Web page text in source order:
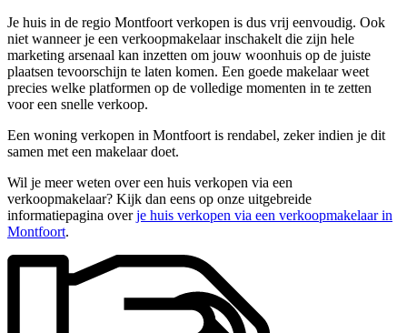
Je huis in de regio Montfoort verkopen is dus vrij eenvoudig. Ook
niet wanneer je een verkoopmakelaar inschakelt die zijn hele
marketing arsenaal kan inzetten om jouw woonhuis op de juiste
plaatsen tevoorschijn te laten komen. Een goede makelaar weet
precies welke platformen op de volledige momenten in te zetten
voor een snelle verkoop.
Een woning verkopen in Montfoort is rendabel, zeker indien je dit
samen met een makelaar doet.
Wil je meer weten over een huis verkopen via een
verkoopmakelaar? Kijk dan eens op onze uitgebreide
informatiepagina overje huis verkopen via een verkoopmakelaar in
Montfoort.